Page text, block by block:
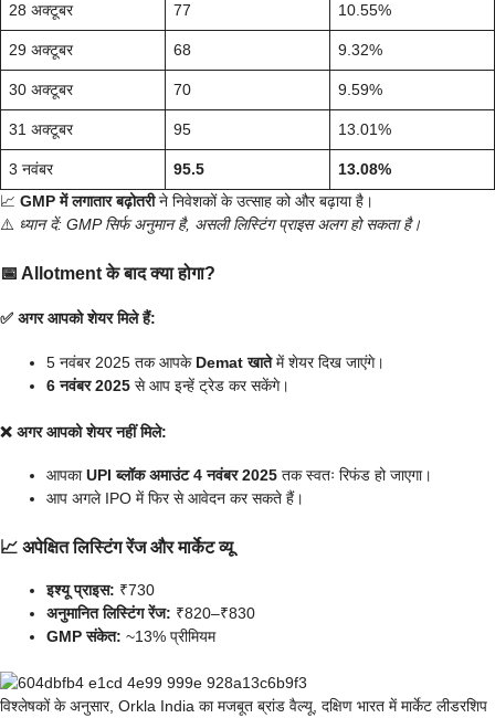
28 अक्टूबर 77 10.55%
29 अक्टूबर 68 9.32%
30 अक्टूबर 70 9.59%
31 अक्टूबर 95 13.01%
3 नवंबर 95.5
13.08%
📈 GMP में लगातार बढ़ोतरीने निवेशकों के उत्साह को और बढ़ाया है।
⚠️ ध्यान दें: GMP सिर्फ अनुमान है, असली लिस्टिंग प्राइस अलग हो सकता है।
📅 Allotment के बाद क्या होगा?
✅ अगर आपको शेयर मिले हैं:
5 नवंबर 2025 तक आपके Demat खातेमें शेयर दिख जाएंगे।
6 नवंबर 2025 से आप इन्हें ट्रेड कर सकेंगे।
❌ अगर आपको शेयर नहीं मिले:
आपकाUPI ब्लॉक अमाउंट 4 नवंबर 2025 तक स्वतः रिफंड हो जाएगा।
आप अगले IPO में फिर से आवेदन कर सकते हैं।
📈 अपेक्षित लिस्टिंग रेंज और मार्केट व्यू
इश्यू प्राइस: ₹730
अनुमानित लिस्टिंग रेंज: ₹820–₹830
GMP संकेत: ~13% प्रीमियम
विश्लेषकों के अनुसार, Orkla India का मजबूत ब्रांड वैल्यू, दक्षिण भारत में मार्केट लीडरशिप